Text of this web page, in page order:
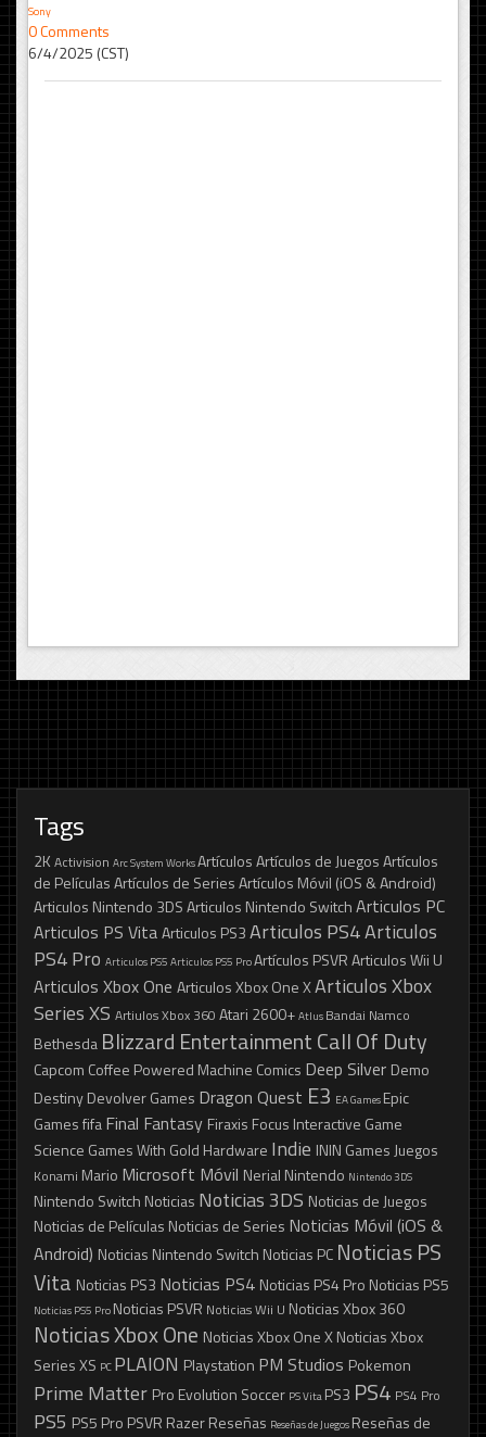
Sony
0 Comments
6/4/2025 (CST)
Tags
2K Activision Arc System WorksArtículosArtículos de JuegosArtículos
de PelículasArtículos de SeriesArtículos Móvil (iOS & Android)
Articulos Nintendo 3DSArticulos Nintendo SwitchArticulos PC
Articulos PS VitaArticulos PS3Articulos PS4Articulos
PS4 Pro Articulos PS5 Articulos PS5 ProArtículos PSVRArticulos Wii U
Articulos Xbox One Articulos Xbox One XArticulos Xbox
Series XS Artiulos Xbox 360 Atari 2600+ Atlus Bandai Namco
Bethesda Blizzard EntertainmentCall Of Duty
Capcom Coffee Powered Machine Comics Deep Silver Demo
DestinyDevolver Games Dragon Quest E3 EA Games Epic
GamesfifaFinal Fantasy Firaxis Focus Interactive Game
Science Games With Gold Hardware Indie ININ Games Juegos
Konami Mario Microsoft Móvil Nerial Nintendo Nintendo 3DS
Nintendo Switch Noticias Noticias 3DS Noticias de Juegos
Noticias de Películas Noticias de Series Noticias Móvil (iOS &
Android) Noticias Nintendo Switch Noticias PC Noticias PS
Vita Noticias PS3 Noticias PS4 Noticias PS4 Pro Noticias PS5
Noticias PS5 Pro Noticias PSVR Noticias Wii U Noticias Xbox 360
Noticias Xbox One Noticias Xbox One XNoticias Xbox
Series XS PC PLAION Playstation PM Studios Pokemon
Prime Matter Pro Evolution Soccer PS Vita PS3 PS4 PS4 Pro
PS5 PS5 Pro PSVR RazerReseñas Reseñas de Juegos Reseñas de